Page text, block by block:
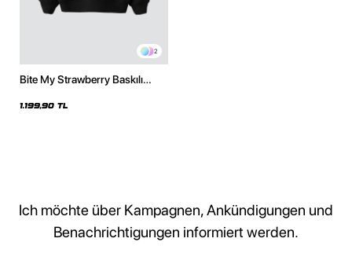
2
Bite My Strawberry Baskılı
Siyah Hoodie
1.199,90 TL
Ich möchte über Kampagnen, Ankündigungen und
Benachrichtigungen informiert werden.